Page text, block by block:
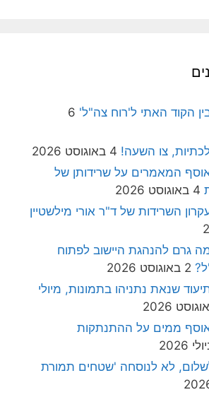
הקוד האתי ל'רוח צה"ל' 6
צו השעה! 4 באוגוסט 2026
המאמרים על שרידותן של
4 באוגוסט 2026
השרידות של ד"ר אורי מילשטיין
גרם להנהגת היישוב לפתוח
2 באוגוסט 2026
שנאת נתניהו בתמונות, מיולי
ממים על ההתנתקות
לא לנוסחה 'שטחים תמורת